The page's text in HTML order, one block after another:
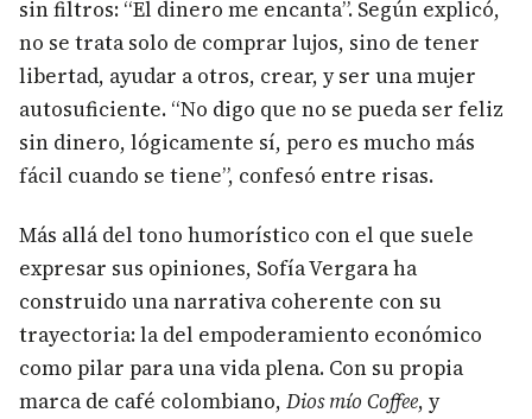
sin filtros: “El dinero me encanta”. Según explicó,
no se trata solo de comprar lujos, sino de tener
libertad, ayudar a otros, crear, y ser una mujer
autosuficiente. “No digo que no se pueda ser feliz
sin dinero, lógicamente sí, pero es mucho más
fácil cuando se tiene”, confesó entre risas.
Más allá del tono humorístico con el que suele
expresar sus opiniones, Sofía Vergara ha
construido una narrativa coherente con su
trayectoria: la del empoderamiento económico
como pilar para una vida plena. Con su propia
marca de café colombiano, Dios mío Coffee, y